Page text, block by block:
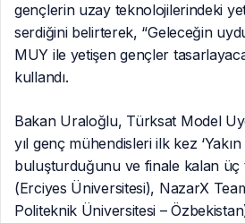
gençlerin uzay teknolojilerindeki
serdiğini belirterek, “Geleceğin
MUY ile yetişen gençler
kullandı.
Bakan Uraloğlu, Türksat Model
yıl genç mühendisleri ilk kez ‘Yakın
buluşturduğunu ve finale kalan üç
(Erciyes Üniversitesi), NazarX
Politeknik Üniversitesi –